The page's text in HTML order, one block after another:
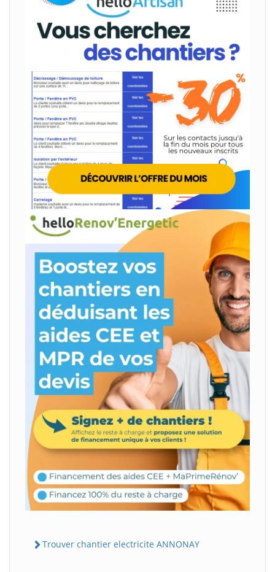
Trouver chantier electricite ANNONAY